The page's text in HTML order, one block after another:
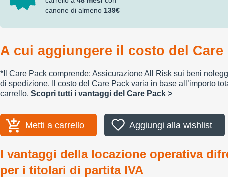
canone di almeno 139€
A cui aggiungere il costo del Care
*Il Care Pack comprende: Assicurazione All Risk sui beni
di spedizione. Il costo del Care Pack varia in base all’importo
carrello. Scopri tutti i vantaggi del Care Pack >
Metti a carrello Aggiungi alla wishlist
I vantaggi della locazione operativa
per i titolari di partita IVA